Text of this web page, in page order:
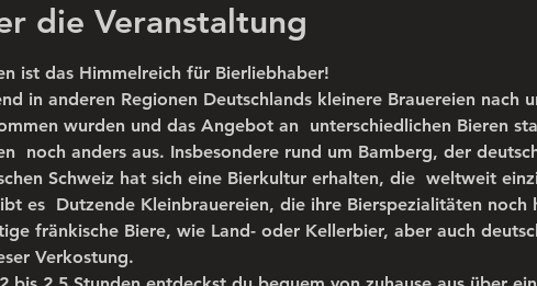
die Veranstaltung
ist das Himmelreich für Bierliebhaber!
in anderen Regionen Deutschlands kleinere Brauereien nach
wurden und das Angebot an  unterschiedlichen Bieren
noch anders aus. Insbesondere rund um Bamberg, der
Schweiz hat sich eine Bierkultur erhalten, die  weltweit
es  Dutzende Kleinbrauereien, die ihre Bierspezialitäten
fränkische Biere, wie Land- oder Kellerbier, aber auch
Verkostung.